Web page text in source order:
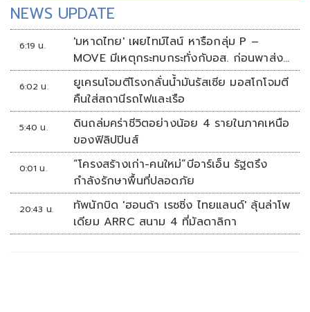
NEWS UPDATE
6:19 น.
'มหาดไทย' เผยไทม์ไลน์ หารือกลุ่ม P –
MOVE มีเหตุกระทบกระทั่งกับอส. ก่อนพาส่ง
ขึ้นรถกลับ
6:02 น.
ยูเครนโจมตีโรงกลั่นน้ำมันรัสเซีย มอสโกโจมตี
คืนใส่สถานีรถไฟและเรือ
5:40 น.
ดินถล่มคร่าชีวิตอย่างน้อย 4 รายในภาคเหนือ
ของฟิลิปปินส์
0:01 น.
“โครงสร้างเก่า-คนใหม่”บีอาร์เอ็น รัฐตรึง
กำลังรักษาพื้นที่ปลอดภัย
20:43 น.
ทัพนักบิด 'ฮอนด้า เรซซิ่ง ไทยแลนด์' ลุ้นล่าโพ
เดียม ARRC สนาม 4 ที่มัลดาลิกา